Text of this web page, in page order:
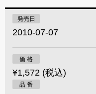
発売日
2010-07-07
価 格
¥1,572 (税込)
品 番